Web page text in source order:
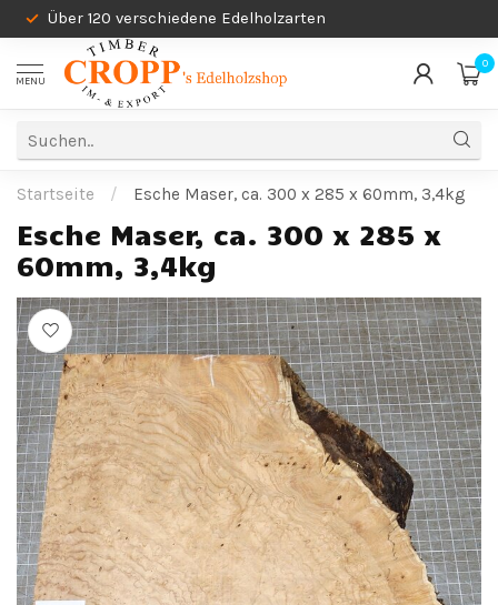
Über 120 verschiedene Edelholzarten
MENU
0
Startseite / Esche Maser, ca. 300 x 285 x 60mm, 3,4kg
Esche Maser, ca. 300 x 285 x
60mm, 3,4kg